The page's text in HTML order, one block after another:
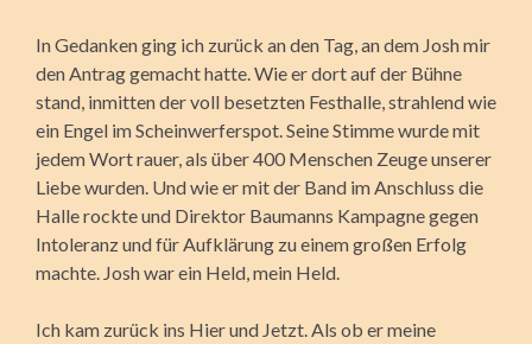
In Gedanken ging ich zurück an den Tag, an dem Josh mir
den Antrag gemacht hatte. Wie er dort auf der Bühne
stand, inmitten der voll besetzten Festhalle, strahlend wie
ein Engel im Scheinwerferspot. Seine Stimme wurde mit
jedem Wort rauer, als über 400 Menschen Zeuge unserer
Liebe wurden. Und wie er mit der Band im Anschluss die
Halle rockte und Direktor Baumanns Kampagne gegen
Intoleranz und für Aufklärung zu einem großen Erfolg
machte. Josh war ein Held, mein Held.
Ich kam zurück ins Hier und Jetzt. Als ob er meine